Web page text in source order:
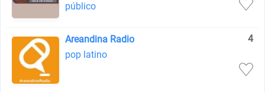
público
Areandina Radio
4
pop latino